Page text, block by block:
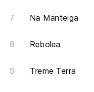
Na Manteiga
Rebolea
Treme Terra